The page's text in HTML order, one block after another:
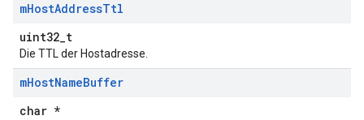
mHostAddressTtl
uint32_t
Die TTL der Hostadresse.
mHostNameBuffer
char *